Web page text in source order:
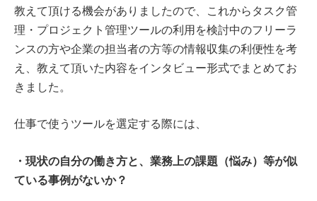
教えて頂ける機会がありましたので、これからタスク管
理・プロジェクト管理ツールの利用を検討中のフリーラ
ンスの方や企業の担当者の方等の情報収集の利便性を考
え、教えて頂いた内容をインタビュー形式でまとめてお
きました。
仕事で使うツールを選定する際には、
・現状の自分の働き方と、業務上の課題（悩み）等が似
ている事例がないか？